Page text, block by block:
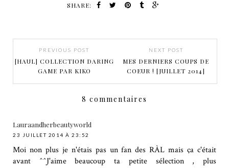
SHARE:
PREVIOUS POST
[HAUL] COLLECTION DARING
GAME PAR KIKO
NEXT POST
MES DERNIERS COUPS DE
COEUR ! [JUILLET 2014]
8 commentaires
Lauraandherbeautyworld
23 JUILLET 2014 À 23:52
Moi non plus je n'étais pas un fan des RÀL mais ça c'était
avant ^^J'aime beaucoup ta petite sélection , plus